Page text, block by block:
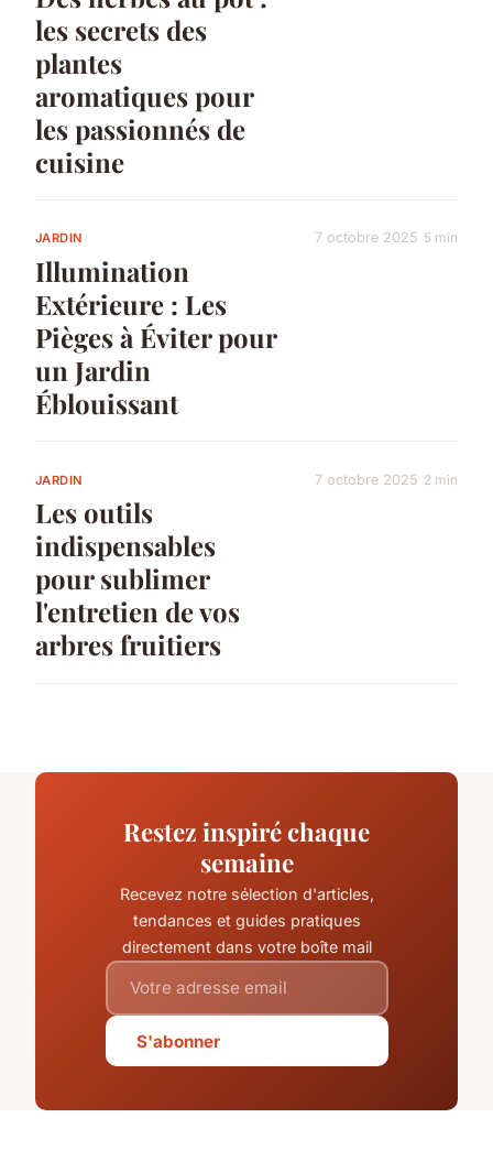
les secrets des
plantes
aromatiques pour
les passionnés de
cuisine
JARDIN
Illumination
Extérieure : Les
Pièges à Éviter pour
un Jardin
Éblouissant
7 octobre 2025 5 min
JARDIN
Les outils
indispensables
pour sublimer
l'entretien de vos
arbres fruitiers
7 octobre 2025 2 min
Restez inspiré chaque
semaine
Recevez notre sélection d'articles,
tendances et guides pratiques
directement dans votre boîte mail
S'abonner